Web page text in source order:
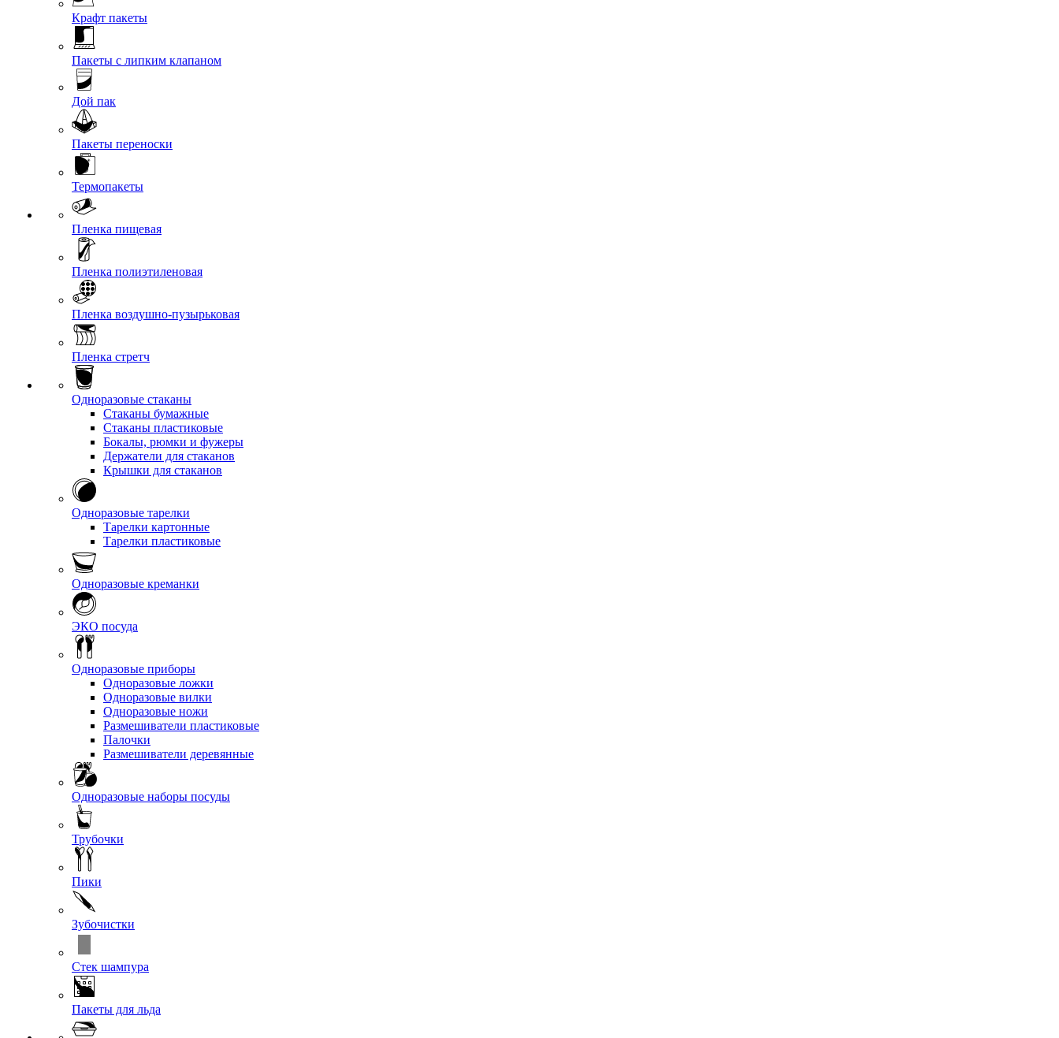
Крафт пакеты
Пакеты с липким клапаном
Дой пак
Пакеты переноски
Термопакеты
Пленка пищевая
Пленка полиэтиленовая
Пленка воздушно-пузырьковая
Пленка стретч
Одноразовые стаканы
Стаканы бумажные
Стаканы пластиковые
Бокалы, рюмки и фужеры
Держатели для стаканов
Крышки для стаканов
Одноразовые тарелки
Тарелки картонные
Тарелки пластиковые
Одноразовые креманки
ЭКО посуда
Одноразовые приборы
Одноразовые ложки
Одноразовые вилки
Одноразовые ножи
Размешиватели пластиковые
Палочки
Размешиватели деревянные
Одноразовые наборы посуды
Трубочки
Пики
Зубочистки
Стек шампура
Пакеты для льда